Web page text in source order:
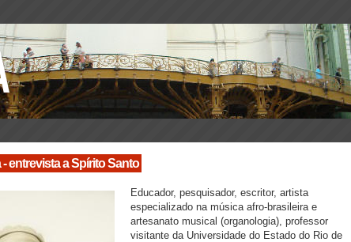
entrevista a Spírito Santo
Educador, pesquisador, escritor, artista
especializado na música afro-brasileira e
artesanato musical (organologia), professor
visitante da Universidade do Estado do Rio de